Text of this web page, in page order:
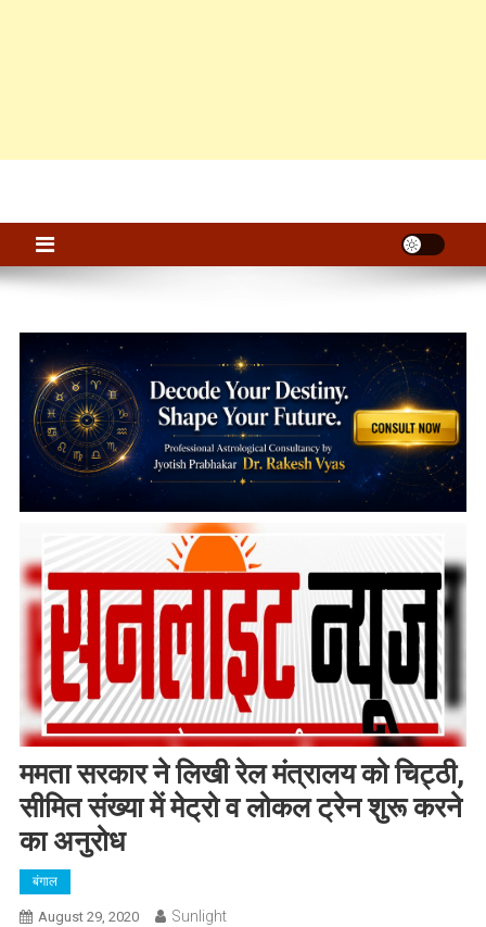
ममता सरकार ने लिखी रेल मंत्रालय को चिट्ठी,
सीमित संख्या में मेट्रो व लोकल ट्रेन शुरू करने
का अनुरोध
बंगाल
August 29, 2020 Sunlight